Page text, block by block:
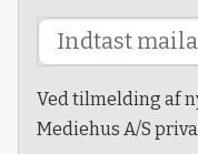
Ved tilmelding af
Mediehus A/S